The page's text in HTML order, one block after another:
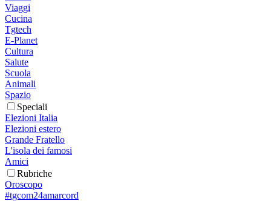
Viaggi
Cucina
Tgtech
E-Planet
Cultura
Salute
Scuola
Animali
Spazio
Speciali
Elezioni Italia
Elezioni estero
Grande Fratello
L'isola dei famosi
Amici
Rubriche
Oroscopo
#tgcom24amarcord